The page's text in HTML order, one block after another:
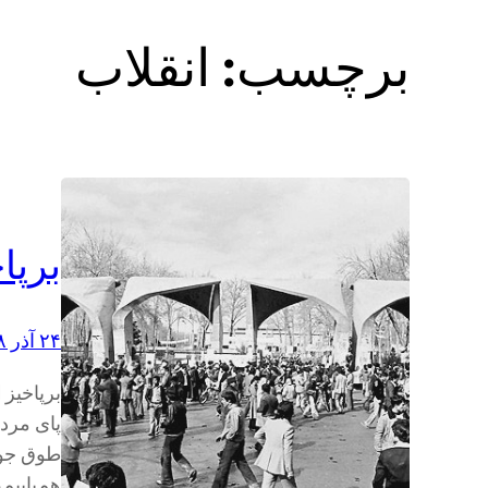
برچسب: انقلاب
۲۴ آذر ۱۳۹۸
پای
طوق